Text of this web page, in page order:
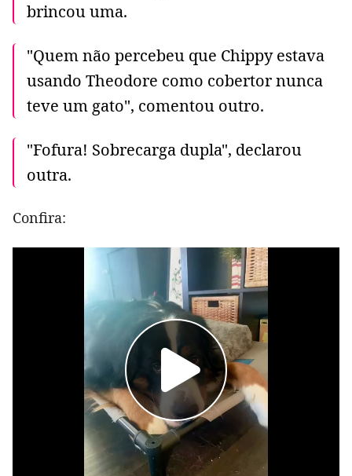
brincou uma.
"Quem não percebeu que Chippy estava
usando Theodore como cobertor nunca
teve um gato", comentou outro.
"Fofura! Sobrecarga dupla", declarou
outra.
Confira: